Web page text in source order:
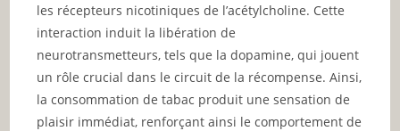
les récepteurs nicotiniques de l’acétylcholine. Cette
interaction induit la libération de
neurotransmetteurs, tels que la dopamine, qui jouent
un rôle crucial dans le circuit de la récompense. Ainsi,
la consommation de tabac produit une sensation de
plaisir immédiat, renforçant ainsi le comportement de